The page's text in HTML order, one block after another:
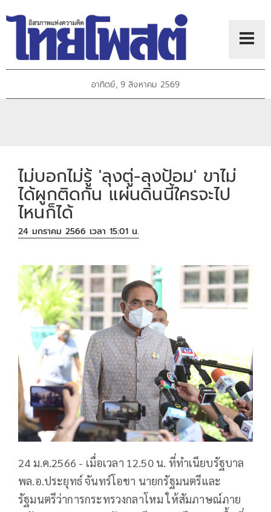
อาทิตย์, 9 สิงหาคม 2569
ไม่บอกไม่รู้ 'ลุงตู่-ลุงป้อม' ขาไม่
ได้ผูกติดกัน แผ่นดินนี้ใครจะไป
ไหนก็ได้
24 มกราคม 2566 เวลา 15:01 น.
24 ม.ค.2566 - เมื่อเวลา 12.50 น. ที่ทำเนียบรัฐบาล
พล.อ.ประยุทธ์ จันทร์โอชา นายกรัฐมนตรีและ
รัฐมนตรีว่าการกระทรวงกลาโหม ให้สัมภาษณ์ภาย